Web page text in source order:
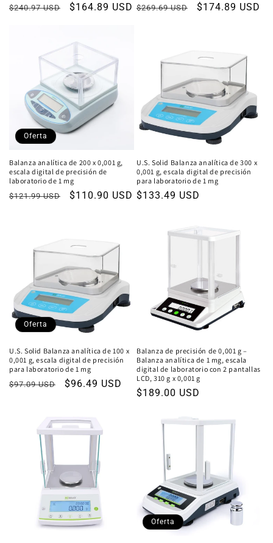
Precio
$240.97 USD
Precio
$164.89 USD Precio
$269.69 USD
Precio
$174.89 USD
Oferta
Balanza analítica de 200 x 0,001 g,
escala digital de precisión de
laboratorio de 1 mg
Precio
$121.99 USD
Precio
$110.90 USD
U.S. Solid Balanza analítica de 300 x
0,001 g, escala digital de precisión
para laboratorio de 1 mg
Precio
$133.49 USD
Oferta
U.S. Solid Balanza analítica de 100 x
0,001 g, escala digital de precisión
para laboratorio de 1 mg
Precio
$97.09 USD
Precio
$96.49 USD
Balanza de precisión de 0,001 g –
Balanza analítica de 1 mg, escala
digital de laboratorio con 2 pantallas
LCD, 310 g x 0,001 g
Precio
$189.00 USD
Oferta